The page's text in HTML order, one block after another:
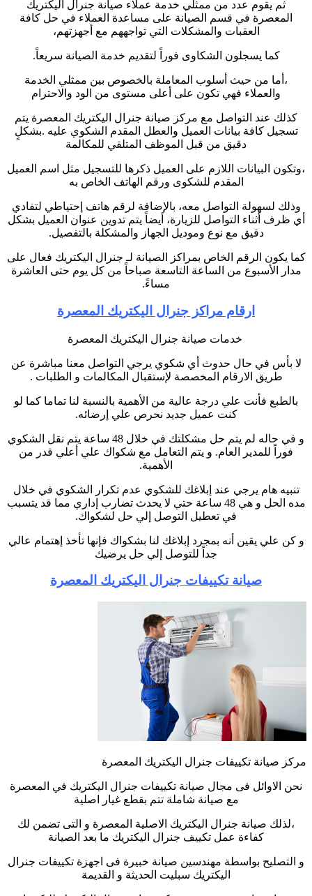
ثم يقوم عدد من ممثلي خدمة عملاء صيانة جنرال اليكتريك
المعصرة في قسم الصيانة على مساعدة العملاء في حل كافة
العقبات والمشكلات التي تواجههم مع أجهزتهم،
كما يسجلون الشكاوى فوراً لتقديم خدمة الصيانة سريعاً.
،أما من حيث أسلوب المعاملة بالخصوص بين ممثلي الخدمة
والعملاء فهي تكون على أعلى مستوى من الود والاحترام
كذلك عند التواصل مع مركز صيانة جنرال اليكتريك المعصرة يتم
تسجيل كافة بيانات العميل والعطل المقدم الشكوي عليه .بشكلٍ
دقيق من قبل الموظف المتلقي للمكالمة
،وتكون البيانات اللازم على العميل ذكرها للتسجيل مثل اسم العميل
المقدم للشكوى ورقم الهاتف الخاص به
وذلك لسهولة التواصل معه، بالإضافة لرقم هاتف إحتياطي لتفادي
أي ظرف أثناء التواصل للزيارة، أيضاً يتم تدوين عنوان العميل بشكل
دقيق مع نوع وموديل الجهاز والمشكلة بالتفصيل.
كما يكون الرقم الخاص بمراكز الصيانة لـ جنرال اليكتريك فعال على
مدار الأسبوع من الساعة التاسعة صباحاً من كل يوم حتى العاشرة
مساءً.
ارقام مراكز جنرال اليكتريك المعصرة
خدمات صيانة جنرال اليكتريك المعصرة
لا بأس في حال حدوث أي شكوي يرجي التواصل معنا مباشرة عن
طريق الارقام المخصصة لإستقبال المكالمات و الطلبات .
بالطبع فأنت علي درجة عالية من الأهمية بالنسبة لنا تماما كما لو
كنت عميل جديد نحرص علي إرضائه.
و في حاله لم يتم حل مشكلتك في خلال 48 ساعة يتم نقل الشكوي
فوراً للمدير العام. و يتم التعامل مع شكواك علي أعلي قدر من
الأهمية.
تنبيه هام يرجي عند إبلاغك للشكوي عدم تكرار الشكوي في خلال
مده الحل و هي 48 ساعة حتي لا يحدث تضارب إداري مما قد يتسبب
في تعطيل التوصل إلي حل لشكواك.
و كن علي يقين أنه بمجرد إبلاغك لنا بشكواك فإنها تأخذ إهتمام عالي
جداً للتوصل إلي حل يرضيك
صيانة تكييفات جنرال اليكتريك المعصرة
مركز صيانة تكييفات جنرال اليكتريك المعصرة
نحن الاوائل فى مجال صيانة تكييفات جنرال اليكتريك في المعصرة
مع صيانة شاملة تتم بقطع غيار اصلية
،لذلك صيانة جنرال اليكتريك الاصلية المعصرة و التى تضمن لك
كفاءة عمل تكييف جنرال اليكتريك ما بعد الصيانة
و التصليح بواسطة مهندسين صيانة خبيرة فى اجهزة تكييفات جنرال
اليكتريك سبليت الحديثة و القديمة